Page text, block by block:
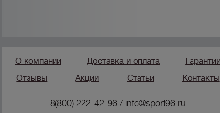
О компании Доставка и оплата
Отзывы
Акции Статьи Контакты
8(800) 222-42-96/ info@sport96.ru